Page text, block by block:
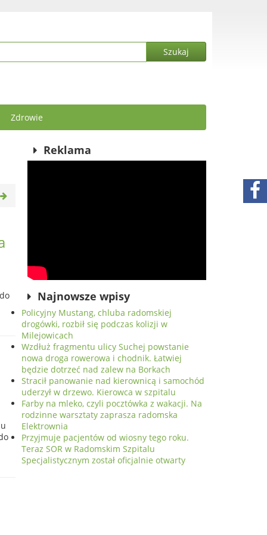
Zdrowie
Reklama
Najnowsze wpisy
Policyjny Mustang, chluba radomskiej
drogówki, rozbił się podczas kolizji w
Milejowicach
Wzdłuż fragmentu ulicy Suchej powstanie
nowa droga rowerowa i chodnik. Łatwiej
będzie dotrzeć nad zalew na Borkach
Stracił panowanie nad kierownicą i samochód
uderzył w drzewo. Kierowca w szpitalu
Farby na mleko, czyli pocztówka z wakacji. Na
rodzinne warsztaty zaprasza radomska
Elektrownia
Przyjmuje pacjentów od wiosny tego roku.
Teraz SOR w Radomskim Szpitalu
Specjalistycznym został oficjalnie otwarty